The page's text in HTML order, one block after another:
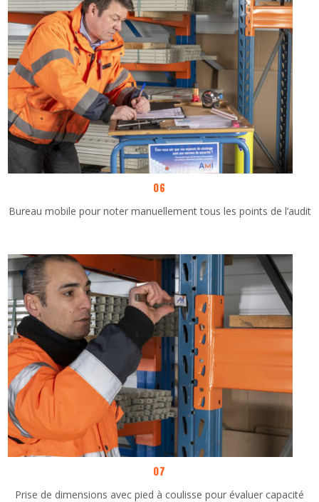
06
Bureau mobile pour noter manuellement tous les points de l’audit
07
Prise de dimensions avec pied à coulisse pour évaluer capacité